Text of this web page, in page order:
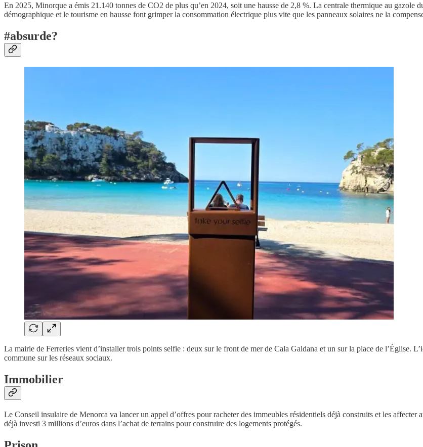
En 2025, Minorque a émis 21.140 tonnes de CO2 de plus qu’en 2024, soit une hausse de 2,8 %. La centrale thermique au gazole
démographique et le tourisme en hausse font grimper la consommation électrique plus vite que les panneaux solaires ne la
#absurde?
La mairie de Ferreries vient d’installer trois points selfie : deux sur le front de mer de Cala Galdana et un sur la place de l’Église.
commune sur les réseaux sociaux.
Immobilier
Le Conseil insulaire de Menorca va lancer un appel d’offres pour racheter des immeubles résidentiels déjà construits et les
déjà investi 3 millions d’euros dans l’achat de terrains pour construire des logements protégés.